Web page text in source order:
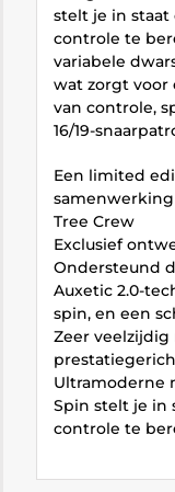
stelt je in staat
controle te
variabele
wat zorgt
van controle,
16/19-
Een limited
samenwerking
Tree Crew
Exclusief
Ondersteund
Auxetic 2.0-
spin, en een
Zeer veelzijdig
Ultramoderne
Spin stelt je in
controle te